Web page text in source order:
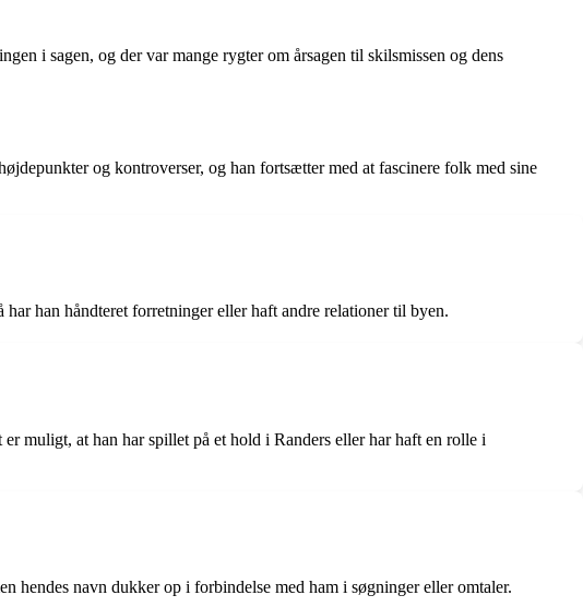
i sagen, og der var mange rygter om årsagen til skilsmissen og dens
og kontroverser, og han fortsætter med at fascinere folk med sine
han håndteret forretninger eller haft andre relationer til byen.
muligt, at han har spillet på et hold i Randers eller har haft en rolle i
hendes navn dukker op i forbindelse med ham i søgninger eller omtaler.